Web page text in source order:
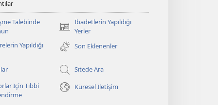
Talebinde
İbadetlerin Yapıldığı
Yerler
(yeni
pencere
açar)
Yapıldığı
Son Eklenenler
Sitede Ara
İçin Tıbbi
Küresel İletişim